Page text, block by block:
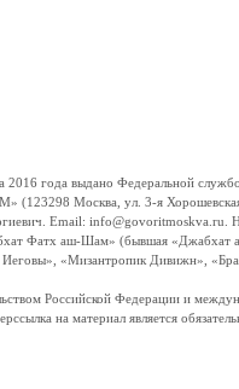
года выдано Федеральной
(123298 Москва, ул. 3-я
Email:
Фатх аш-Шам» (бывшая «Джабхат
«Мизантропик Дивижн»,
Российской Федерации и
на материал является